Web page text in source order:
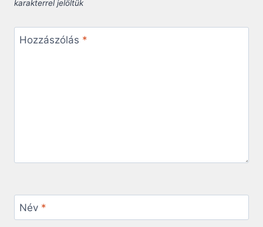
karakterrel jelöltük
Hozzászólás *
Név *